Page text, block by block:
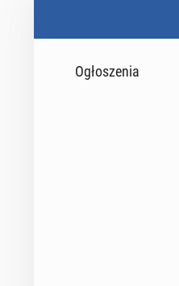
Ogłoszenia